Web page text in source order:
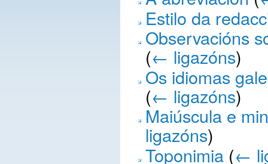
Estilo da
Observacións
(← ligazóns)
Os idiomas
(← ligazóns)
Maiúscula e
ligazóns)
Toponimia (←